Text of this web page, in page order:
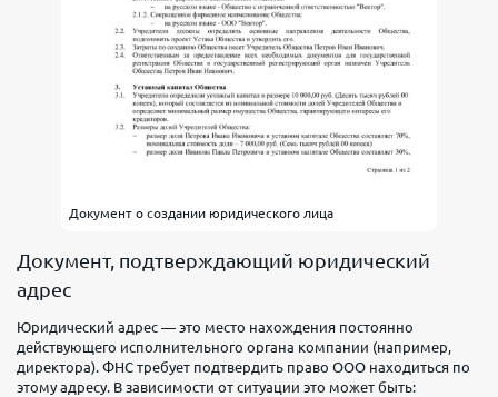
Документ о создании юридического лица
Документ, подтверждающий юридический
адрес
Юридический адрес — это место нахождения постоянно
действующего исполнительного органа компании (например,
директора). ФНС требует подтвердить право ООО находиться по
этому адресу. В зависимости от ситуации это может быть: